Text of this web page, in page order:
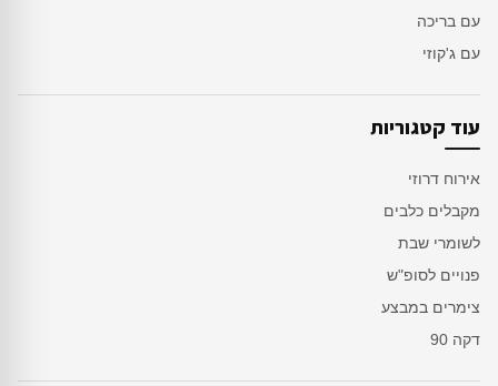
עם בריכה
עם ג'קוזי
עוד קטגוריות
אירוח דרוזי
מקבלים כלבים
לשומרי שבת
פנויים לסופ"ש
צימרים במבצע
דקה 90